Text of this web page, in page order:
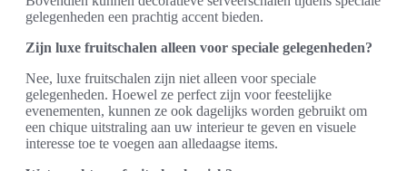
gelegenheden een prachtig accent bieden.
Zijn luxe fruitschalen alleen voor speciale gelegenheden?
Nee, luxe fruitschalen zijn niet alleen voor speciale
gelegenheden. Hoewel ze perfect zijn voor feestelijke
evenementen, kunnen ze ook dagelijks worden gebruikt om
een chique uitstraling aan uw interieur te geven en visuele
interesse toe te voegen aan alledaagse items.